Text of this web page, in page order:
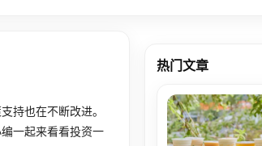
持也在不断改进。
一起来看看投资一
热门文章